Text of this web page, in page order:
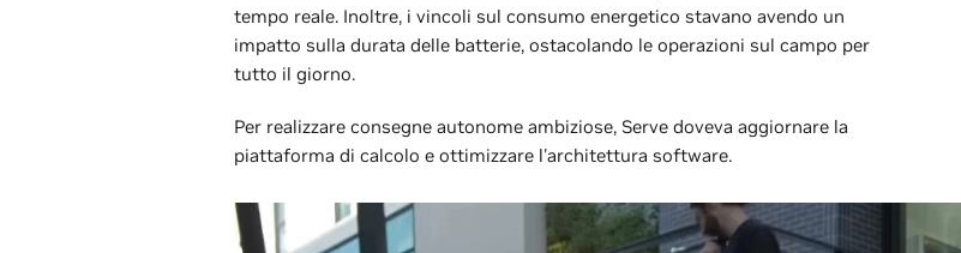
tempo reale. Inoltre, i vincoli sul consumo energetico stavano avendo un
impatto sulla durata delle batterie, ostacolando le operazioni sul campo per
tutto il giorno.
Per realizzare consegne autonome ambiziose, Serve doveva aggiornare la
piattaforma di calcolo e ottimizzare l'architettura software.